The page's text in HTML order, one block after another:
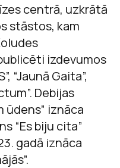
centrā, uzkrātā
stāstos, kam
izdevumos
“Jaunā Gaita”,
Debijas
ūdens” iznāca
“Es biju cita”
gadā iznāca